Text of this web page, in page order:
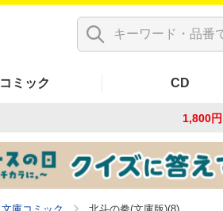
コミック CD
1,800